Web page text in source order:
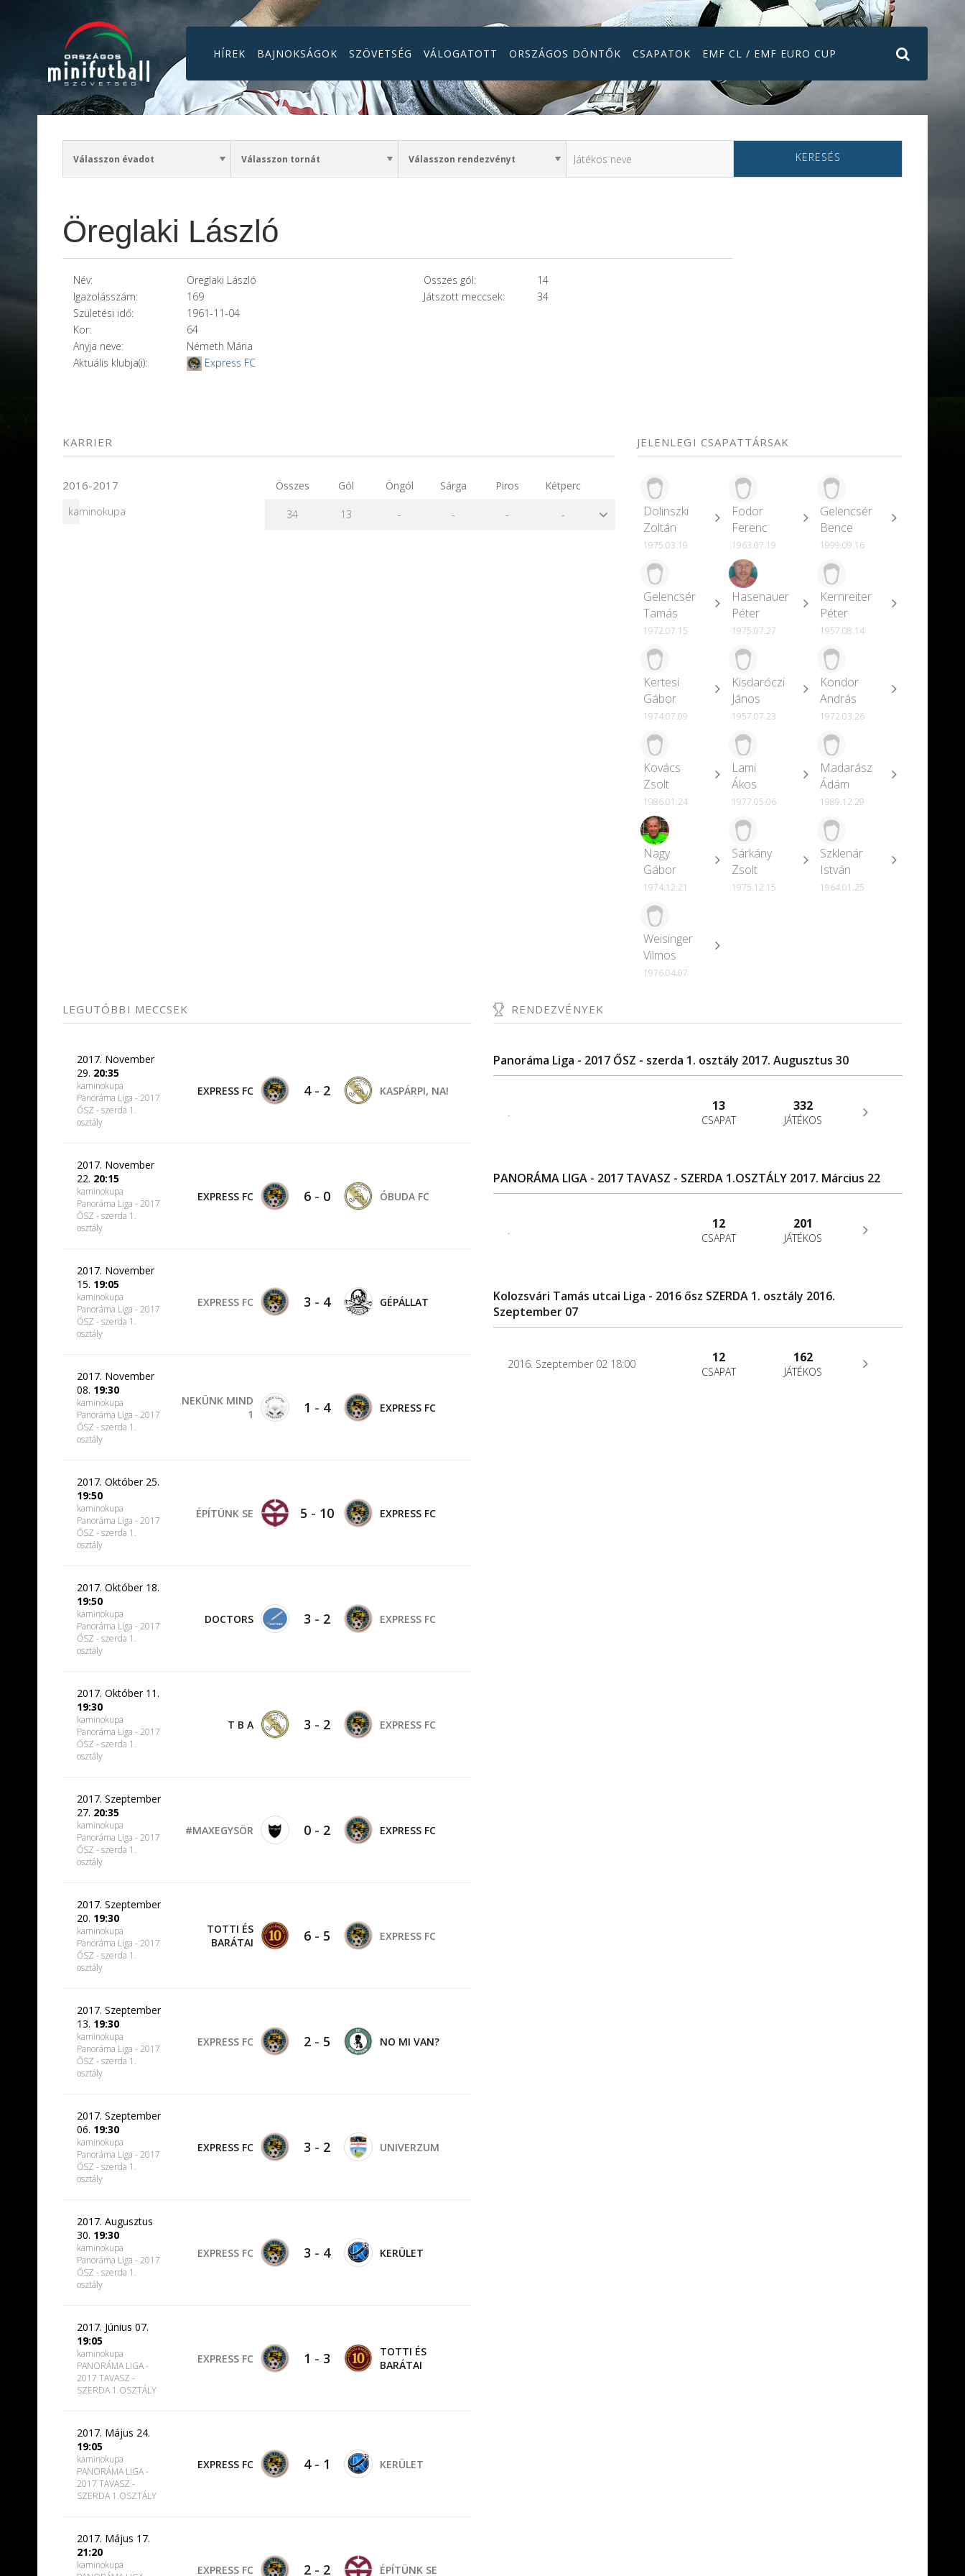
HÍREK BAJNOKSÁGOK SZÖVETSÉG VÁLOGATOTT ORSZÁGOS DÖNTŐK CSAPATOK EMF CL / EMF EURO CUP
KERESÉS
Öreglaki László
Név:
Öreglaki László
Igazolásszám:
169
Születési idő:
1961-11-04
Kor:
64
Anyja neve:
Németh Mária
Aktuális klubja(i):
Express FC
Összes gól:
14
Játszott meccsek:
34
KARRIER
2016-2017 Összes Gól Öngól Sárga Piros
Kétperc
kaminokupa
34 13 - - - -
JELENLEGI CSAPATTÁRSAK
Dolinszki
Zoltán
1975.03.19
Fodor
Ferenc
1963.07.19
Gelencsér
Bence
1999.09.16
Gelencsér
Tamás
1972.07.15
Hasenauer
Péter
1975.07.27
Kernreiter
Péter
1957.08.14
Kertesi
Gábor
1974.07.09
Kisdaróczi
János
1957.07.23
Kondor
András
1972.03.26
Kovács
Zsolt
1986.01.24
Lami
Ákos
1977.05.06
Madarász
Ádám
1989.12.29
Nagy
Gábor
1974.12.21
Sárkány
Zsolt
1975.12.15
Szklenár
István
1964.01.25
Weisinger
Vilmos
1976.04.07
LEGUTÓBBI MECCSEK
2017. November
29. 20:35
kaminokupa
Panoráma Liga - 2017
ŐSZ - szerda 1.
osztály
EXPRESS FC 4- 2 KASPÁRPI, NA!
2017. November
22. 20:15
kaminokupa
Panoráma Liga - 2017
ŐSZ - szerda 1.
osztály
EXPRESS FC 6- 0 ÓBUDA FC
2017. November
15. 19:05
kaminokupa
Panoráma Liga - 2017
ŐSZ - szerda 1.
osztály
EXPRESS FC 3 - 4 GÉPÁLLAT
2017. November
08. 19:30
kaminokupa
Panoráma Liga - 2017
ŐSZ - szerda 1.
osztály
NEKÜNK MIND
1
1 - 4 EXPRESS FC
2017. Október 25.
19:50
kaminokupa
Panoráma Liga - 2017
ŐSZ - szerda 1.
osztály
ÉPÍTÜNK SE 5 - 10 EXPRESS FC
2017. Október 18.
19:50
kaminokupa
Panoráma Liga - 2017
ŐSZ - szerda 1.
osztály
DOCTORS 3 - 2 EXPRESS FC
2017. Október 11.
19:30
kaminokupa
Panoráma Liga - 2017
ŐSZ - szerda 1.
osztály
T B A 3 - 2 EXPRESS FC
2017. Szeptember
27. 20:35
kaminokupa
Panoráma Liga - 2017
ŐSZ - szerda 1.
osztály
#MAXEGYSÖR 0- 2 EXPRESS FC
2017. Szeptember
20. 19:30
kaminokupa
Panoráma Liga - 2017
ŐSZ - szerda 1.
osztály
TOTTI ÉS
BARÁTAI
6- 5 EXPRESS FC
2017. Szeptember
13. 19:30
kaminokupa
Panoráma Liga - 2017
ŐSZ - szerda 1.
osztály
EXPRESS FC 2- 5 NO MI VAN?
2017. Szeptember
06. 19:30
kaminokupa
Panoráma Liga - 2017
ŐSZ - szerda 1.
osztály
EXPRESS FC 3 - 2 UNIVERZUM
2017. Augusztus
30. 19:30
kaminokupa
Panoráma Liga - 2017
ŐSZ - szerda 1.
osztály
EXPRESS FC 3 - 4 KERÜLET
2017. Június 07.
19:05
kaminokupa
PANORÁMA LIGA -
2017 TAVASZ -
SZERDA 1.OSZTÁLY
EXPRESS FC 1 - 3
TOTTI ÉS
BARÁTAI
2017. Május 24.
19:05
kaminokupa
PANORÁMA LIGA -
2017 TAVASZ -
SZERDA 1.OSZTÁLY
EXPRESS FC 4- 1 KERÜLET
2017. Május 17.
21:20
kaminokupa
EXPRESS FC 2- 2 ÉPÍTÜNK SE
RENDEZVÉNYEK
Panoráma Liga - 2017 ŐSZ - szerda 1. osztály 2017. Augusztus 30
. 13
CSAPAT
332
JÁTÉKOS
PANORÁMA LIGA - 2017 TAVASZ - SZERDA 1.OSZTÁLY 2017. Március 22
. 12
CSAPAT
201
JÁTÉKOS
Kolozsvári Tamás utcai Liga - 2016 ősz SZERDA 1. osztály 2016.
Szeptember 07
2016. Szeptember 02 18:00 12
CSAPAT
162
JÁTÉKOS